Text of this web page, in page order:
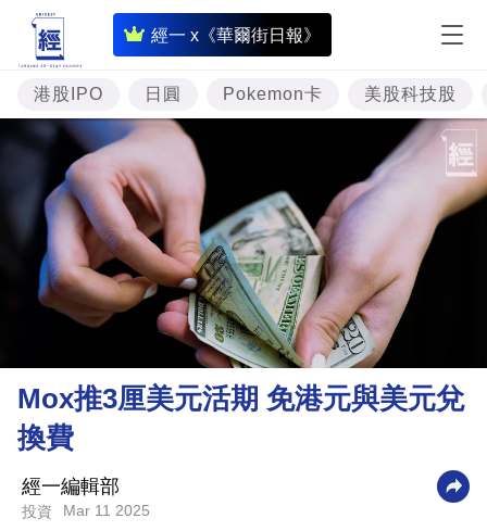
經一 x《華爾街日報》
即
時
財
經
專
題
投
資
樓
理
財
科
港股IPO 日圓 Pokemon卡 美股科技股
Mox推3厘美元活期 免港元與美元兌
換費
經一編輯部
投資 Mar 11 2025